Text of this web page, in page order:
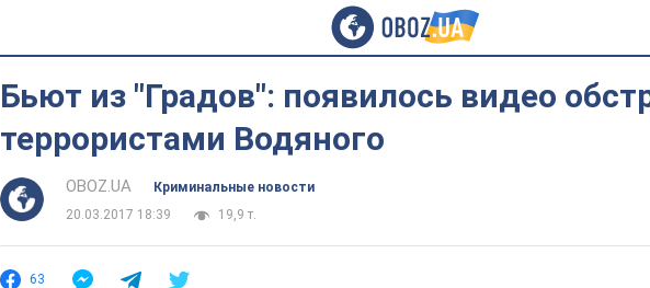
Бьют из "Градов": появилось видео
террористами Водяного
OBOZ.UA
Криминальные новости
20.03.2017 18:39
19,9 т.
63